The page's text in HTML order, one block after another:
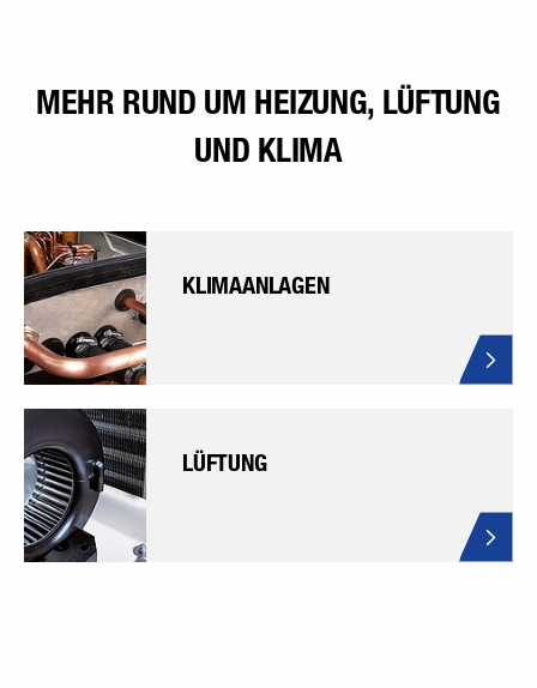
MEHR RUND UM HEIZUNG, LÜFTUNG
UND KLIMA
KLIMAANLAGEN
LÜFTUNG